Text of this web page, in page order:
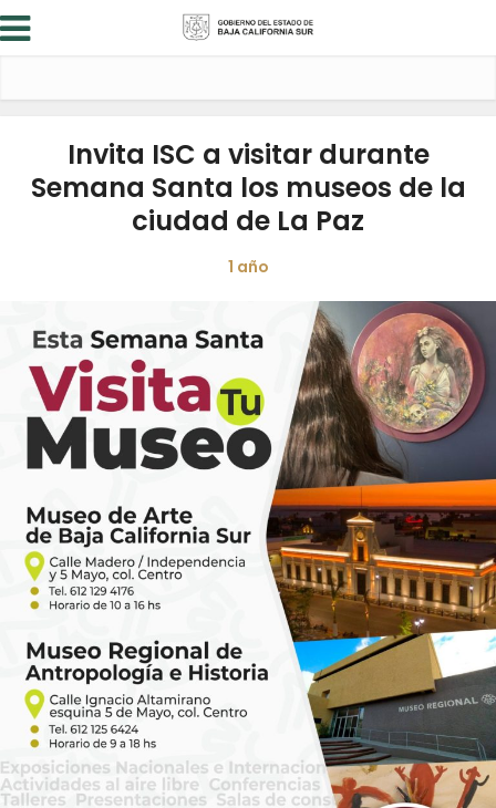
Invita ISC a visitar durante
Semana Santa los museos de la
ciudad de La Paz
1 año